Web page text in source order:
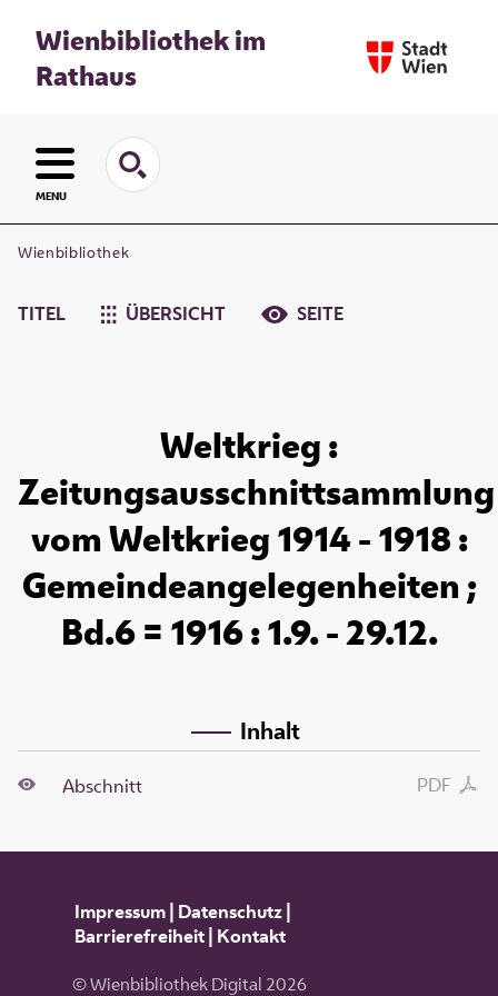
Wienbibliothek im
Rathaus
MENU
Wienbibliothek
TITEL ÜBERSICHT SEITE
Weltkrieg :
Zeitungsausschnittsammlung
vom Weltkrieg 1914 - 1918 :
Gemeindeangelegenheiten ;
Bd.6 = 1916 : 1.9. - 29.12.
Inhalt
PDF
Abschnitt
Impressum| Datenschutz|
Barrierefreiheit| Kontakt
© Wienbibliothek Digital 2026